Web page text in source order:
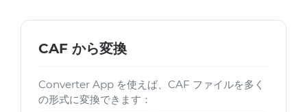
CAF から変換
Converter App を使えば、CAF ファイルを多く
の形式に変換できます：